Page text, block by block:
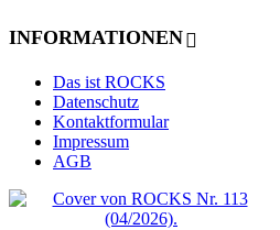
INFORMATIONEN
Das ist ROCKS
Datenschutz
Kontaktformular
Impressum
AGB